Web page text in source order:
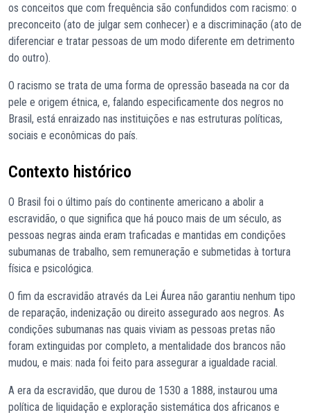
os conceitos que com frequência são confundidos com racismo: o
preconceito (ato de julgar sem conhecer) e a discriminação (ato de
diferenciar e tratar pessoas de um modo diferente em detrimento
do outro).
O racismo se trata de uma forma de opressão baseada na cor da
pele e origem étnica, e, falando especificamente dos negros no
Brasil, está enraizado nas instituições e nas estruturas políticas,
sociais e econômicas do país.
Contexto histórico
O Brasil foi o último país do continente americano a abolir a
escravidão, o que significa que há pouco mais de um século, as
pessoas negras ainda eram traficadas e mantidas em condições
subumanas de trabalho, sem remuneração e submetidas à tortura
física e psicológica.
O fim da escravidão através da Lei Áurea não garantiu nenhum tipo
de reparação, indenização ou direito assegurado aos negros. As
condições subumanas nas quais viviam as pessoas pretas não
foram extinguidas por completo, a mentalidade dos brancos não
mudou, e mais: nada foi feito para assegurar a igualdade racial.
A era da escravidão, que durou de 1530 a 1888, instaurou uma
política de liquidação e exploração sistemática dos africanos e